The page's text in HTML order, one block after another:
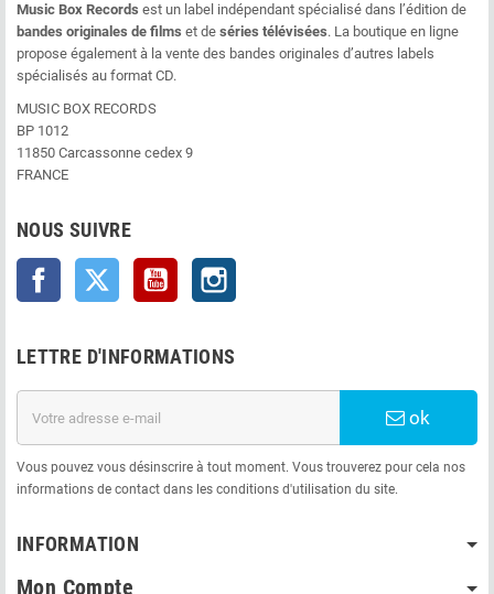
Music Box Records est un label indépendant spécialisé dans l’édition de
bandes originales de films et de séries télévisées. La boutique en ligne
propose également à la vente des bandes originales d’autres labels
spécialisés au format CD.
MUSIC BOX RECORDS
BP 1012
11850 Carcassonne cedex 9
FRANCE
NOUS SUIVRE
Facebook Twitter YouTube
LETTRE D'INFORMATIONS
ok
Vous pouvez vous désinscrire à tout moment. Vous trouverez pour cela nos
informations de contact dans les conditions d'utilisation du site.
INFORMATION
Mon Compte